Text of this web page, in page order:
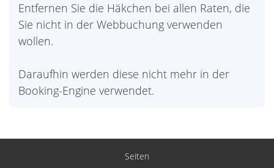
Entfernen Sie die Häkchen bei allen Raten, die
Sie nicht in der Webbuchung verwenden
wollen.
Daraufhin werden diese nicht mehr in der
Booking-Engine verwendet.
Seiten